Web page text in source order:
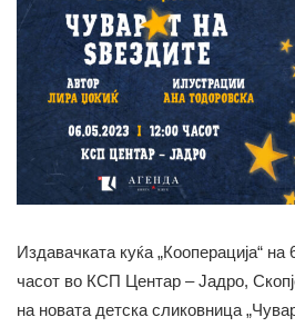
Издавачката куќа „Кооперација“
часот во КСП Центар – Јадро,
на новата детска сликовница